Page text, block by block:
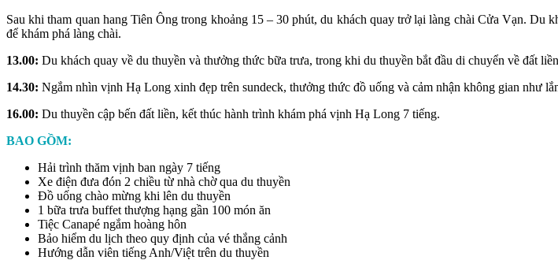
Sau khi tham quan hang Tiên Ông trong khoảng 15 – 30 phút, du khách quay trở lại làng chài Cửa Vạn.
để khám phá làng chài.
13.00: Du khách quay về du thuyền và thưởng thức bữa trưa, trong khi du thuyền bắt đầu di chuyển về đất
14.30: Ngắm nhìn vịnh Hạ Long xinh đẹp trên sundeck, thưởng thức đồ uống và cảm nhận không gian như
16.00: Du thuyền cập bến đất liền, kết thúc hành trình khám phá vịnh Hạ Long 7 tiếng.
BAO GỒM:
Hải trình thăm vịnh ban ngày 7 tiếng
Xe điện đưa đón 2 chiều từ nhà chờ qua du thuyền
Đồ uống chào mừng khi lên du thuyền
1 bữa trưa buffet thượng hạng gần 100 món ăn
Tiệc Canapé ngắm hoàng hôn
Bảo hiểm du lịch theo quy định của vé thắng cảnh
Hướng dẫn viên tiếng Anh/Việt trên du thuyền